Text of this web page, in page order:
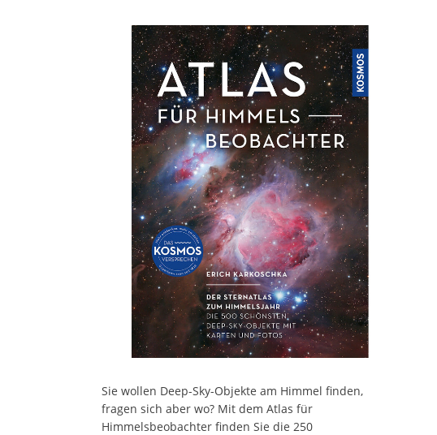
Sie wollen Deep-Sky-Objekte am Himmel finden,
fragen sich aber wo? Mit dem Atlas für
Himmelsbeobachter finden Sie die 250